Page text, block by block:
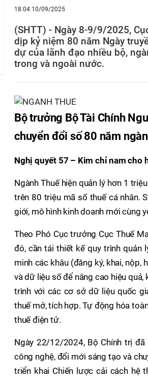
18:04 10/09/2025
(SHTT) - Ngày 8-9/9/2025,
dịp kỷ niệm 80 năm Ngày
dự của lãnh đạo nhiều bộ,
trong và ngoài nước.
Bộ trưởng Bộ Tài Chính
chuyển đổi số 80 năm
Nghị quyết 57 – Kim chỉ nam cho
Ngành Thuế hiện quản lý hơn 1
trên 80 triệu mã số thuế cá nhân.
giới, mô hình kinh doanh mới cùng
Theo Phó Cục trưởng Cục Thuế
đó, cần tái thiết kế quy trình quản
minh các khâu (đăng ký, khai, nộp,
và dữ liệu số để nâng cao hiệu
trình với các cơ sở dữ liệu quốc
thuế mở, tích hợp. Tự động hóa
thuế điện tử.
Ngày 22/12/2024, Bộ Chính trị
công nghệ, đổi mới sáng tạo và
triển khai Chiến lược cải cách hệ